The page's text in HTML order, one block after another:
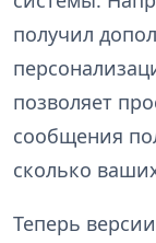
получил
позволяет
сообщения
сколько
Теперь